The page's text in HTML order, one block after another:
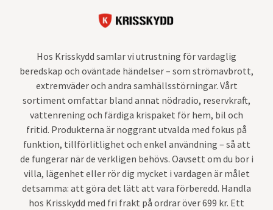
Hos Krisskydd samlar vi utrustning för vardaglig
beredskap och oväntade händelser – som strömavbrott,
extremväder och andra samhällsstörningar. Vårt
sortiment omfattar bland annat nödradio, reservkraft,
vattenrening och färdiga krispaket för hem, bil och
fritid. Produkterna är noggrant utvalda med fokus på
funktion, tillförlitlighet och enkel användning – så att
de fungerar när de verkligen behövs. Oavsett om du bor i
villa, lägenhet eller rör dig mycket i vardagen är målet
detsamma: att göra det lätt att vara förberedd. Handla
hos Krisskydd med fri frakt på ordrar över 699 kr. Ett